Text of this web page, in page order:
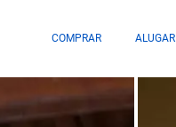
COMPRAR ALUGAR